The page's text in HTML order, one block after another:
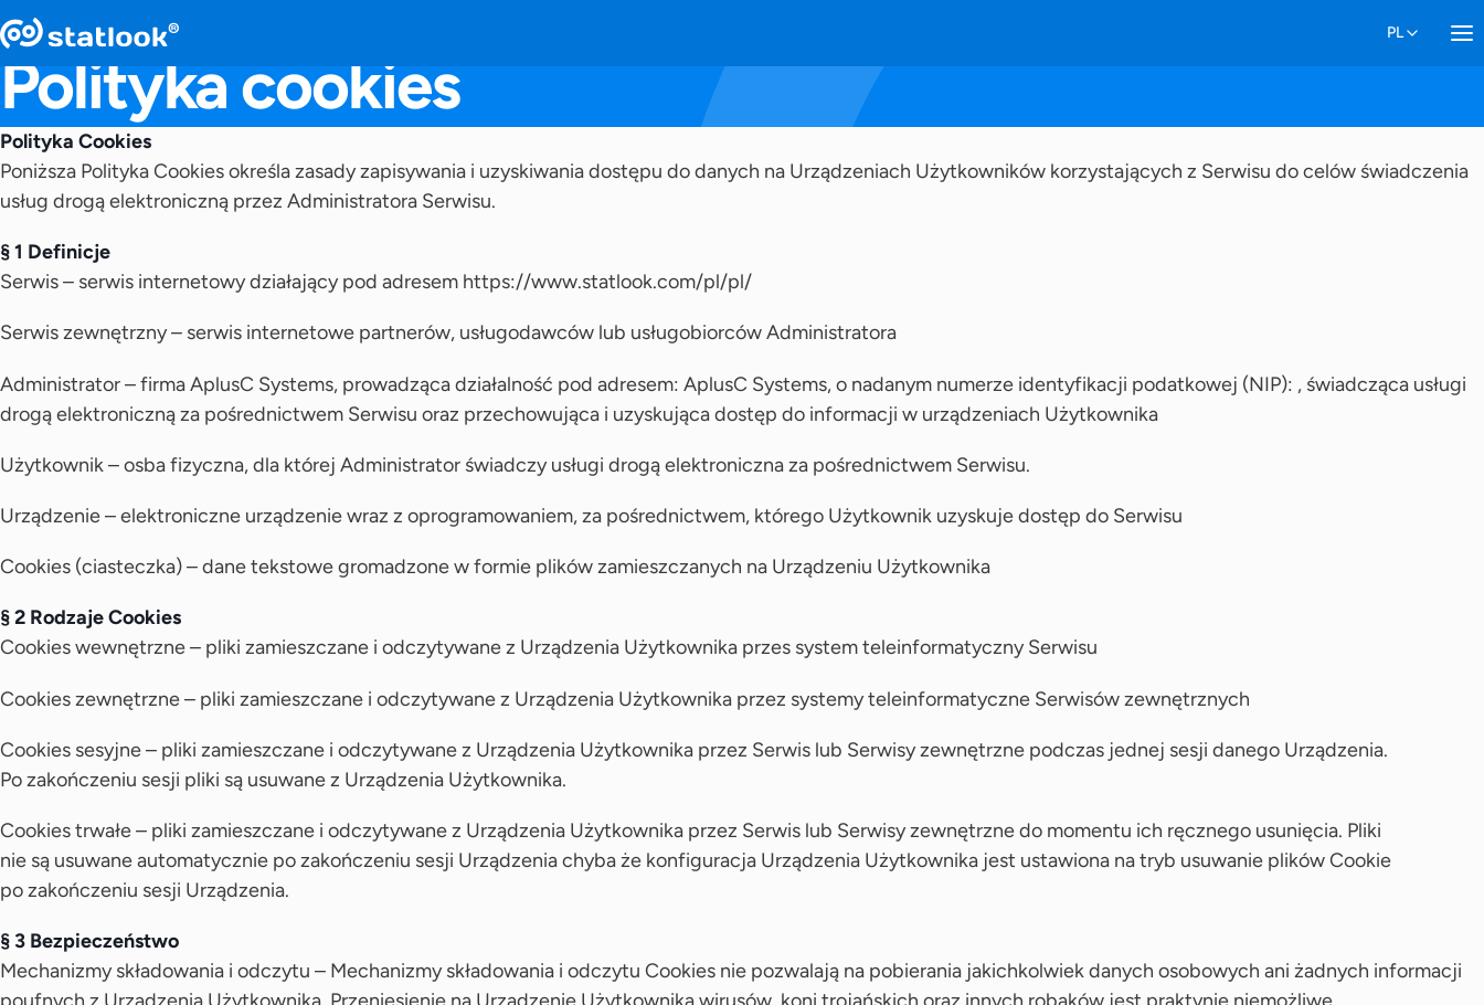
Polityka cookies
Polityka Cookies
Poniższa Polityka Cookies określa zasady zapisywania i uzyskiwania dostępu do danych na Urządzeniach Użytkowników korzystających z Serwisu do celów świadczenia
usług drogą elektroniczną przez Administratora Serwisu.
§ 1 Definicje
Serwis – serwis internetowy działający pod adresem https://www.statlook.com/pl/pl/
Serwis zewnętrzny – serwis internetowe partnerów, usługodawców lub usługobiorców Administratora
Administrator – firma AplusC Systems, prowadząca działalność pod adresem: AplusC Systems, o nadanym numerze identyfikacji podatkowej (NIP): , świadcząca usługi
drogą elektroniczną za pośrednictwem Serwisu oraz przechowująca i uzyskująca dostęp do informacji w urządzeniach Użytkownika
Użytkownik – osba fizyczna, dla której Administrator świadczy usługi drogą elektroniczna za pośrednictwem Serwisu.
Urządzenie – elektroniczne urządzenie wraz z oprogramowaniem, za pośrednictwem, którego Użytkownik uzyskuje dostęp do Serwisu
Cookies (ciasteczka) – dane tekstowe gromadzone w formie plików zamieszczanych na Urządzeniu Użytkownika
§ 2 Rodzaje Cookies
Cookies wewnętrzne – pliki zamieszczane i odczytywane z Urządzenia Użytkownika przes system teleinformatyczny Serwisu
Cookies zewnętrzne – pliki zamieszczane i odczytywane z Urządzenia Użytkownika przez systemy teleinformatyczne Serwisów zewnętrznych
Cookies sesyjne – pliki zamieszczane i odczytywane z Urządzenia Użytkownika przez Serwis lub Serwisy zewnętrzne podczas jednej sesji danego Urządzenia.
Po zakończeniu sesji pliki są usuwane z Urządzenia Użytkownika.
Cookies trwałe – pliki zamieszczane i odczytywane z Urządzenia Użytkownika przez Serwis lub Serwisy zewnętrzne do momentu ich ręcznego usunięcia. Pliki
nie są usuwane automatycznie po zakończeniu sesji Urządzenia chyba że konfiguracja Urządzenia Użytkownika jest ustawiona na tryb usuwanie plików Cookie
po zakończeniu sesji Urządzenia.
§ 3 Bezpieczeństwo
Mechanizmy składowania i odczytu – Mechanizmy składowania i odczytu Cookies nie pozwalają na pobierania jakichkolwiek danych osobowych ani żadnych informacji